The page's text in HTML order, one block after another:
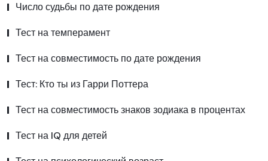
Число судьбы по дате рождения
Тест на темперамент
Тест на совместимость по дате рождения
Тест: Кто ты из Гарри Поттера
Тест на совместимость знаков зодиака в процентах
Тест на IQ для детей